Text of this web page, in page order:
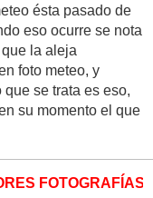
ésta pasado de
eso ocurre se nota
la aleja
foto meteo, y
se trata es eso,
su momento el que